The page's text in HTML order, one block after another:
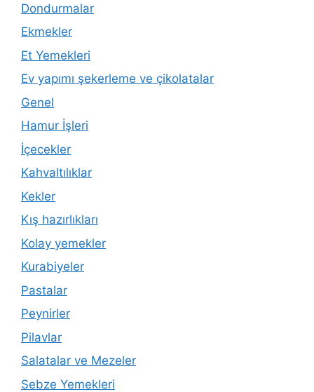
Dondurmalar
Ekmekler
Et Yemekleri
Ev yapımı şekerleme ve çikolatalar
Genel
Hamur İşleri
İçecekler
Kahvaltılıklar
Kekler
Kış hazırlıkları
Kolay yemekler
Kurabiyeler
Pastalar
Peynirler
Pilavlar
Salatalar ve Mezeler
Sebze Yemekleri